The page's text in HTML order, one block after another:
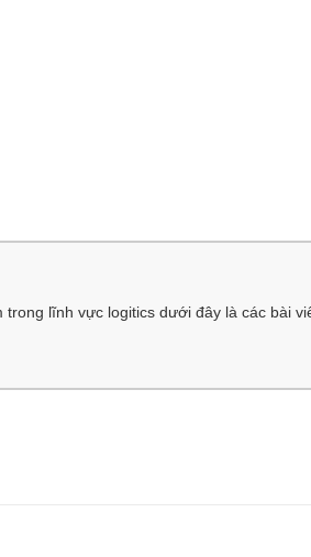
lĩnh vực logitics dưới đây là các bài